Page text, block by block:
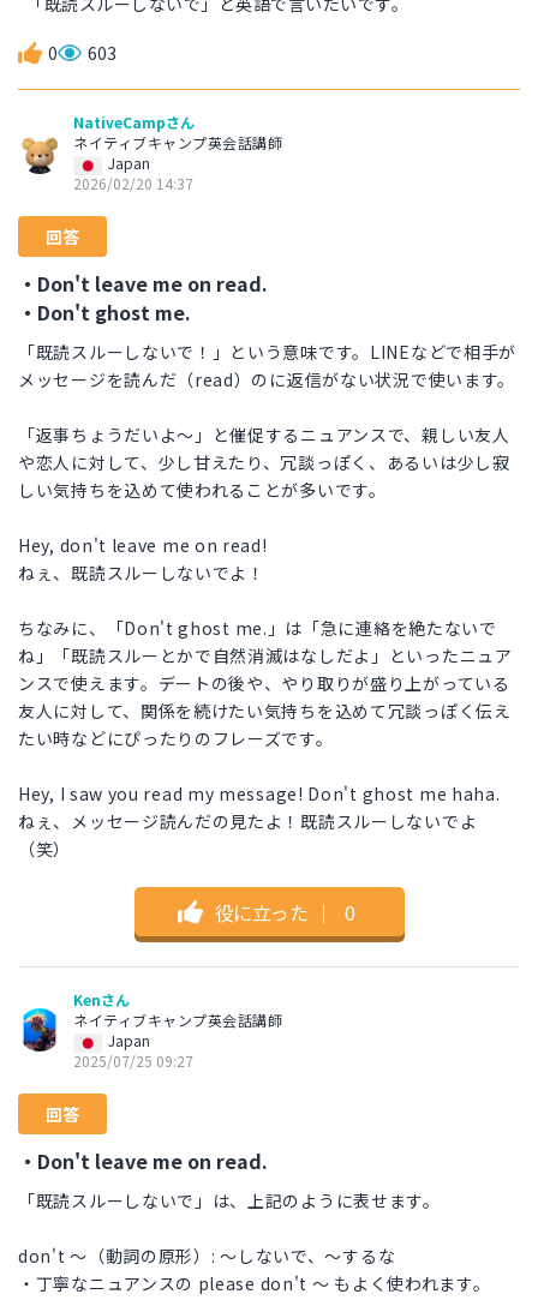
0 603
NativeCampさん
ネイティブキャンプ英会話講師
Japan
2026/02/20 14:37
回答
・Don't leave me on read.
・Don't ghost me.
「既読スルーしないで！」という意味です。LINEなどで相手が
メッセージを読んだ（read）のに返信がない状況で使います。
「返事ちょうだいよ〜」と催促するニュアンスで、親しい友人
や恋人に対して、少し甘えたり、冗談っぽく、あるいは少し寂
しい気持ちを込めて使われることが多いです。
Hey, don't leave me on read!
ねぇ、既読スルーしないでよ！
ちなみに、「Don't ghost me.」は「急に連絡を絶たないで
ね」「既読スルーとかで自然消滅はなしだよ」といったニュア
ンスで使えます。デートの後や、やり取りが盛り上がっている
友人に対して、関係を続けたい気持ちを込めて冗談っぽく伝え
たい時などにぴったりのフレーズです。
Hey, I saw you read my message! Don't ghost me haha.
ねぇ、メッセージ読んだの見たよ！既読スルーしないでよ
（笑）
役に立った ｜ 0
Kenさん
ネイティブキャンプ英会話講師
Japan
2025/07/25 09:27
回答
・Don't leave me on read.
「既読スルーしないで」は、上記のように表せます。
don't 〜（動詞の原形）: 〜しないで、〜するな
・丁寧なニュアンスの please don't 〜 もよく使われます。